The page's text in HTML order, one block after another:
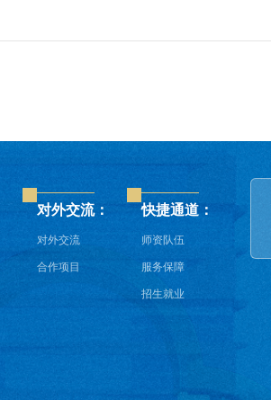
对外交流：
对外交流
合作项目
快捷通道：
师资队伍
服务保障
招生就业